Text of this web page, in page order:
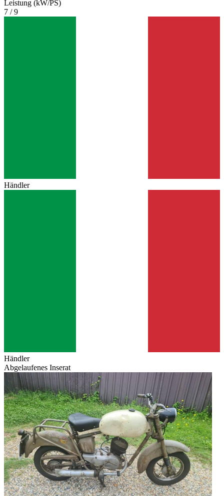
Leistung (kW/PS)
7 / 9
Händler
Händler
Abgelaufenes Inserat